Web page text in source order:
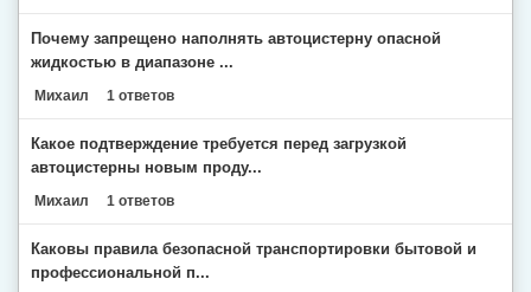
Почему запрещено наполнять автоцистерну опасной
жидкостью в диапазоне ...
Михаил 1 ответов
Какое подтверждение требуется перед загрузкой
автоцистерны новым проду...
Михаил 1 ответов
Каковы правила безопасной транспортировки бытовой и
профессиональной п...